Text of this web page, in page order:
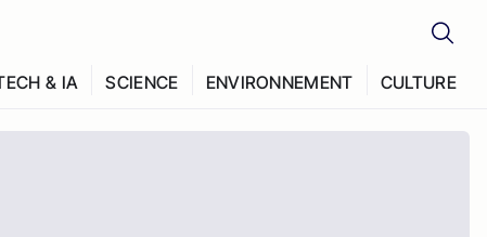
& IA SCIENCE ENVIRONNEMENT CULTURE